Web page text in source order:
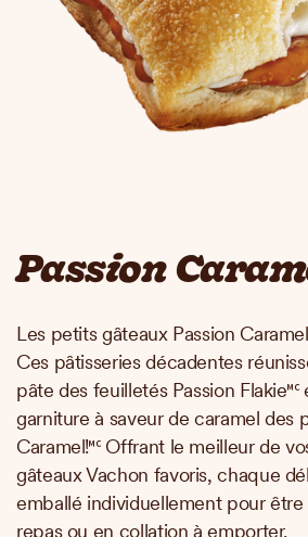
Passion
Les petits gâteaux Passion
Ces pâtisseries décadentes
pâte des feuilletés Passion
garniture à saveur de caramel des
Caramel!🅪 Offrant le meilleur de
gâteaux Vachon favoris, chaque
emballé individuellement pour
repas ou en collation à emporter.